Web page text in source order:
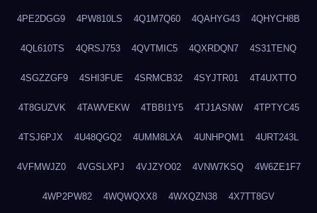
4PE2DGG9 4PW810LS 4Q1M7Q60 4QAHYG43 4QHYCH8B
4QL610TS 4QRSJ753 4QVTMIC5 4QXRDQN7 4S31TENQ
4SGZZGF9 4SHI3FUE 4SRMCB32 4SYJTR01 4T4UXTTO
4T8GUZVK 4TAWVEKW 4TBBI1Y5 4TJ1ASNW 4TPTYC45
4TSJ6PJX 4U48QGQ2 4UMM8LXA 4UNHPQM1 4URT243L
4VFMWJZ0 4VGSLXPJ 4VJZYO02 4VNW7KSQ 4W6ZE1F7
4WP2PW82 4WQWQXX8 4WXQZN38 4X7TT8GV